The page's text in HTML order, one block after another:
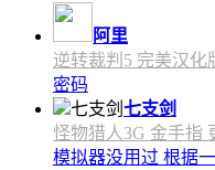
阿里
逆转裁判5 完美汉化
密码
七支剑
怪物猎人3G 金手指
模拟器没用过 根据